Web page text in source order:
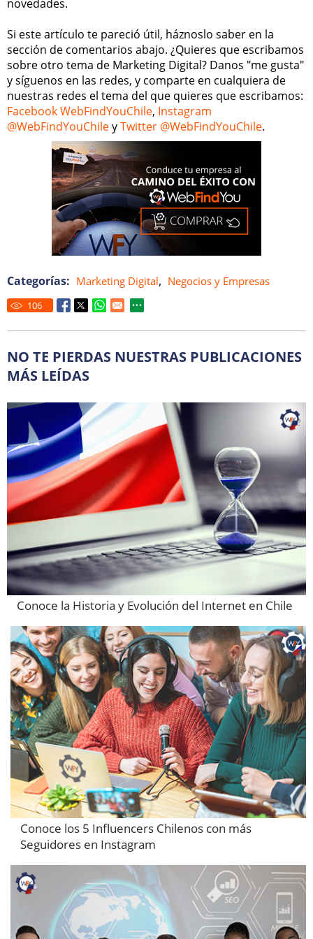
novedades.
Si este artículo te pareció útil, háznoslo saber en la
sección de comentarios abajo. ¿Quieres que escribamos
sobre otro tema de Marketing Digital? Danos "me gusta"
y síguenos en las redes, y comparte en cualquiera de
nuestras redes el tema del que quieres que escribamos:
Facebook WebFindYouChile, Instagram
@WebFindYouChileyTwitter @WebFindYouChile.
Categorías: Marketing Digital, Negocios y Empresas
106
NO TE PIERDAS NUESTRAS PUBLICACIONES
MÁS LEÍDAS
Conoce la Historia y Evolución del Internet en Chile
Conoce los 5 Influencers Chilenos con más
Seguidores en Instagram